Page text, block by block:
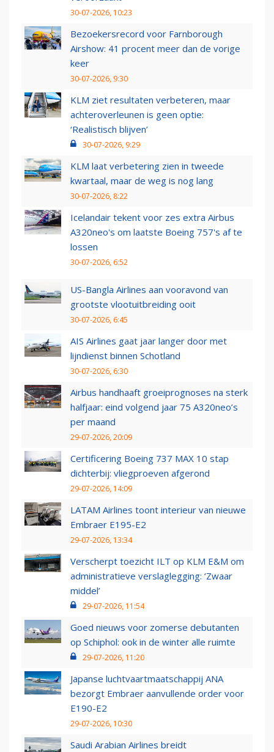
30-07-2026, 10:23
Bezoekersrecord voor Farnborough
Airshow: 41 procent meer dan de vorige
keer
30-07-2026, 9:30
KLM ziet resultaten verbeteren, maar
achteroverleunen is geen optie:
‘Realistisch blijven’
30-07-2026, 9:29
KLM laat verbetering zien in tweede
kwartaal, maar de weg is nog lang
30-07-2026, 8:22
Icelandair tekent voor zes extra Airbus
A320neo's om laatste Boeing 757's af te
lossen
30-07-2026, 6:52
US-Bangla Airlines aan vooravond van
grootste vlootuitbreiding ooit
30-07-2026, 6:45
AIS Airlines gaat jaar langer door met
lijndienst binnen Schotland
30-07-2026, 6:30
Airbus handhaaft groeiprognoses na sterk
halfjaar: eind volgend jaar 75 A320neo’s
per maand
29-07-2026, 20:09
Certificering Boeing 737 MAX 10 stap
dichterbij: vliegproeven afgerond
29-07-2026, 14:09
LATAM Airlines toont interieur van nieuwe
Embraer E195-E2
29-07-2026, 13:34
Verscherpt toezicht ILT op KLM E&M om
administratieve verslaglegging: ‘Zwaar
middel’
29-07-2026, 11:54
Goed nieuws voor zomerse debutanten
op Schiphol: ook in de winter alle ruimte
29-07-2026, 11:20
Japanse luchtvaartmaatschappij ANA
bezorgt Embraer aanvullende order voor
E190-E2
29-07-2026, 10:30
Saudi Arabian Airlines breidt